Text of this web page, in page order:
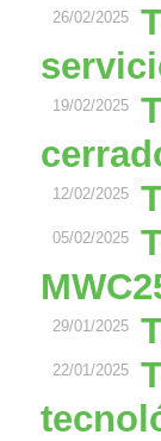
26/02/2025
19/02/2025
12/02/2025
05/02/2025
29/01/2025
22/01/2025